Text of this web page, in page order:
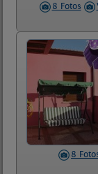
8 Fotos
8